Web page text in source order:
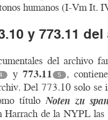
humanos (I-Vm It.
y 773.11
del archivo
y 773.11 5
,
Del 773.10 solo
título Noten zu
Harrach de la NYPL